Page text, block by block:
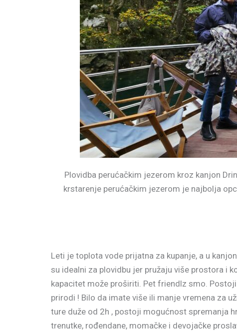
Plovidba perućačkim jezerom kroz kanjon
krstarenje perućačkim jezerom je najbolja
Leti je toplota vode prijatna za kupanje, a u
su idealni za plovidbu jer pružaju više prostora i
kapacitet može proširiti. Pet friendlz smo.
prirodi ! Bilo da imate više ili manje vremena za
ture duže od 2h , postoji mogućnost spremanja
trenutke, rođendane, momačke i devojačke